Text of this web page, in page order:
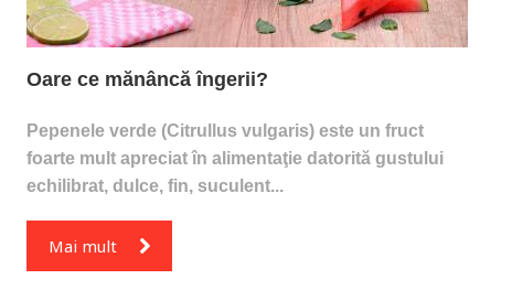
Oare ce mănâncă îngerii?
Pepenele verde (Citrullus vulgaris) este un fruct
foarte mult apreciat în alimentaţie datorită gustului
echilibrat, dulce, fin, suculent...
Mai mult